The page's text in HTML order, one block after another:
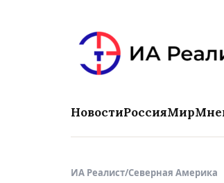
НовостиРоссияМир
ИА Реалист/Северная Америка